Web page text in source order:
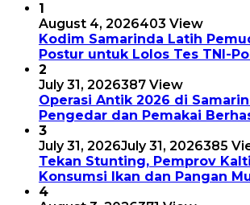
1
August 4, 2026403 View
Kodim Samarinda Latih
Postur untuk Lolos Tes TNI-
2
July 31, 2026387 View
Operasi Antik 2026 di
Pengedar dan Pemakai
3
July 31, 2026July 31, 2026385
Tekan Stunting, Pemprov
Konsumsi Ikan dan Pangan
4